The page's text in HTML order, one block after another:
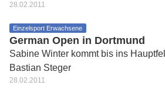
28.02.2011
Einzelsport Erwachsene
German Open in Dortmund
Sabine Winter kommt bis ins
Bastian Steger
28.02.2011